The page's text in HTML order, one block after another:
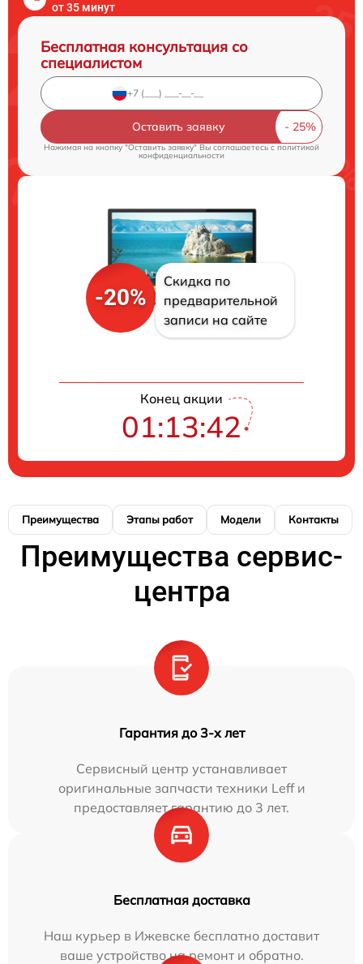
от 35 минут
Бесплатная консультация со
специалистом
Оставить заявку
Нажимая на кнопку "Оставить заявку" Вы соглашаетесь cполитикой
конфиденциальности
-20%
Скидка по
предварительной
записи на сайте
Конец акции
01:13:41
Преимущества Этапы работ Модели Контакты
Преимущества сервис-
центра
Гарантия до 3-х лет
Сервисный центр устанавливает
оригинальные запчасти техники Leff и
предоставляет гарантию до 3 лет.
Бесплатная доставка
Наш курьер в Ижевске бесплатно доставит
ваше устройство на ремонт и обратно.